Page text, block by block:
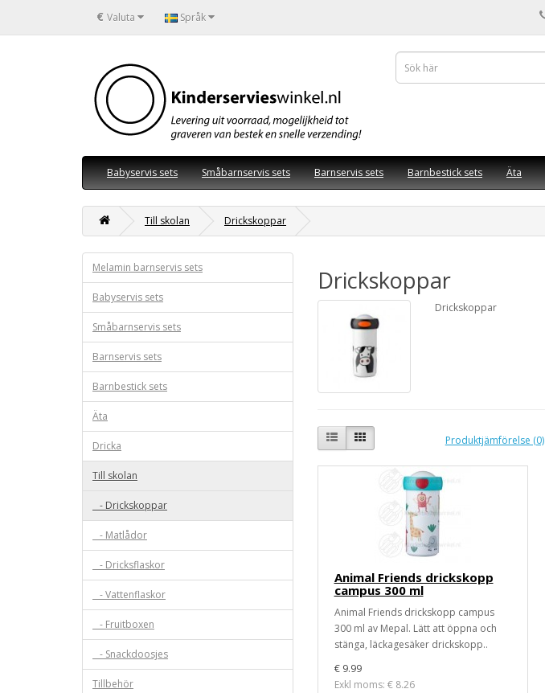
€ Valuta Språk
Babyservis sets Småbarnservis sets Barnservis sets Barnbestick sets Äta
Till skolan Drickskoppar
Melamin barnservis sets
Babyservis sets
Småbarnservis sets
Barnservis sets
Barnbestick sets
Äta
Dricka
Till skolan
- Drickskoppar
- Matlådor
- Dricksflaskor
- Vattenflaskor
- Fruitboxen
- Snackdoosjes
Tillbehör
Drickskoppar
Drickskoppar
Produktjämförelse (0)
Animal Friends drickskopp
campus 300 ml
Animal Friends drickskopp campus
300 ml av Mepal. Lätt att öppna och
stänga, läckagesäker drickskopp..
€ 9.99
Exkl moms: € 8.26